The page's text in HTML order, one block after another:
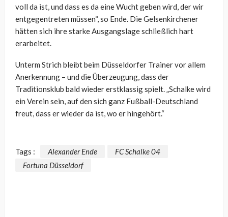
voll da ist, und dass es da eine Wucht geben wird, der wir
entgegentreten müssen“, so Ende. Die Gelsenkirchener
hätten sich ihre starke Ausgangslage schließlich hart
erarbeitet.
Unterm Strich bleibt beim Düsseldorfer Trainer vor allem
Anerkennung – und die Überzeugung, dass der
Traditionsklub bald wieder erstklassig spielt. „Schalke wird
ein Verein sein, auf den sich ganz Fußball-Deutschland
freut, dass er wieder da ist, wo er hingehört.“
Tags : Alexander Ende
FC Schalke 04
Fortuna Düsseldorf